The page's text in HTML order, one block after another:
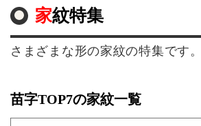
家紋特集
さまざまな形の家紋の特集です。
苗字TOP7の家紋一覧